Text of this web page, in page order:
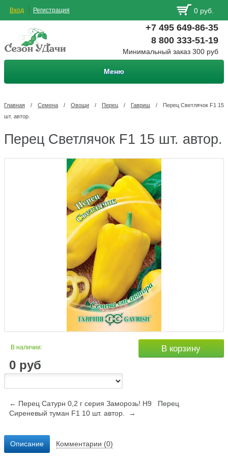
Вход Регистрация 0 руб.
+7 495 649-86-35
8 800 333-51-19
Минимальный заказ 300 руб
Меню
Главная / Семена / Овощи / Перец / Гавриш /
Перец Светлячок F1 15
шт. автор.
Перец Светлячок F1 15 шт. автор.
В наличии:
0 руб
В корзину
← Перец Сатурн 0,2 г серия Заморозь! Н9
Перец
Сиреневый туман F1 10 шт. автор. →
Описание Комментарии (0)